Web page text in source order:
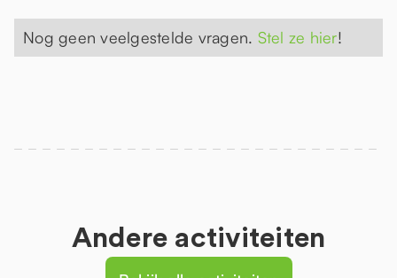
Nog geen veelgestelde vragen. Stel ze hier!
Andere activiteiten